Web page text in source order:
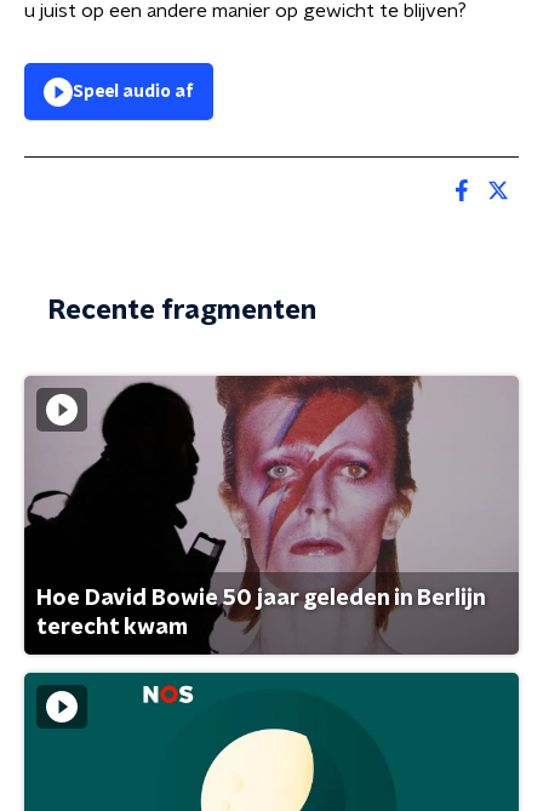
u juist op een andere manier op gewicht te blijven?
Speel audio af
Recente fragmenten
Hoe David Bowie 50 jaar geleden in Berlijn
terecht kwam